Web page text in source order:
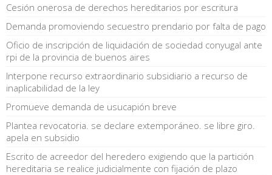
Cesión onerosa de derechos hereditarios por escritura
Demanda promoviendo secuestro prendario por falta de pago
Oficio de inscripción de liquidación de sociedad conyugal ante
rpi de la provincia de buenos aires
Interpone recurso extraordinario subsidiario a recurso de
inaplicabilidad de la ley
Promueve demanda de usucapión breve
Plantea revocatoria. se declare extemporáneo. se libre giro.
apela en subsidio
Escrito de acreedor del heredero exigiendo que la partición
hereditaria se realice judicialmente con fijación de plazo